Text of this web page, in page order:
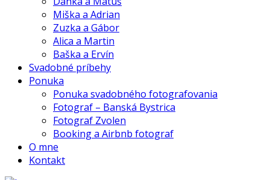
Miška a Adrian
Zuzka a Gábor
Alica a Martin
Baška a Ervín
Svadobné príbehy
Ponuka
Ponuka svadobného fotografovania
Fotograf – Banská Bystrica
Fotograf Zvolen
Booking a Airbnb fotograf
O mne
Kontakt